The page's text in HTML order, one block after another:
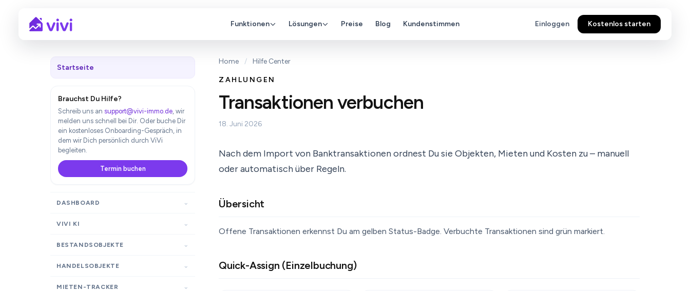
Funktionen Lösungen Preise Blog Kundenstimmen Einloggen Kostenlos starten
Startseite
Brauchst Du Hilfe?
Schreib uns an support@vivi-immo.de, wir
melden uns schnell bei Dir. Oder buche Dir
ein kostenloses Onboarding-Gespräch, in
dem wir Dich persönlich durch ViVi
begleiten.
Termin buchen
DASHBOARD
VIVI KI
BESTANDSOBJEKTE
HANDELSOBJEKTE
MIETEN-TRACKER
Home / Hilfe Center
ZAHLUNGEN
Transaktionen verbuchen
18. Juni 2026
Nach dem Import von Banktransaktionen ordnest Du sie Objekten, Mieten und Kosten zu – manuell
oder automatisch über Regeln.
Übersicht
Offene Transaktionen erkennst Du am gelben Status-Badge. Verbuchte Transaktionen sind grün markiert.
Quick-Assign (Einzelbuchung)